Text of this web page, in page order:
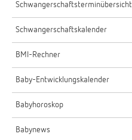
Schwangerschaftsterminübersicht
Schwangerschaftskalender
BMI-Rechner
Baby-Entwicklungskalender
Babyhoroskop
Babynews